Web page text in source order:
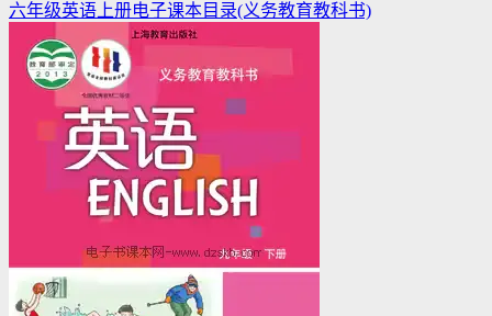
六年级英语上册电子课本目录(义务教育教科书)